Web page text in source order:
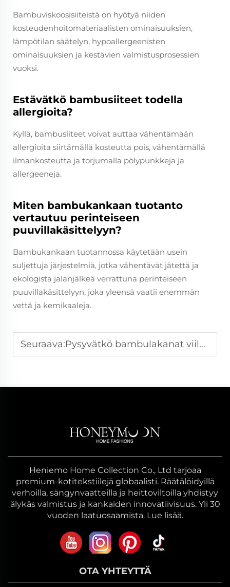
Bambuviskoosisiiteistä on hyötyä niiden
kosteudenhoitomateriaalisten ominaisuuksien,
lämpötilan säätelyn, hypoallergeenisten
ominaisuuksien ja kestävien valmistusprosessien
vuoksi.
Estävätkö bambusiiteet todella
allergioita?
Kyllä, bambusiiteet voivat auttaa vähentämään
allergioita siirtämällä kosteutta pois, vähentämällä
ilmankosteutta ja torjumalla pölypunkkeja ja
allergeeneja.
Miten bambukankaan tuotanto
vertautuu perinteiseen
puuvillakäsittelyyn?
Bambukankaan tuotannossa käytetään usein
suljettuja järjestelmiä, jotka vähentävät jätettä ja
ekologista jalanjälkeä verrattuna perinteiseen
puuvillakäsittelyyn, joka yleensä vaatii enemmän
vettä ja kemikaaleja.
Seuraava:Pysyvätkö bambulakanat viileinä ja kuivina?
Heniemo Home Collection Co., Ltd tarjoaa
premium-kotitekstiilejä globaalisti. Räätälöidyillä
verhoilla, sängynvaatteilla ja heittoviltoilla yhdistyy
älykäs valmistus ja kankaiden innovatiivisuus. Yli 30
vuoden laatuosaamista. Lue lisää.
OTA YHTEYTTÄ